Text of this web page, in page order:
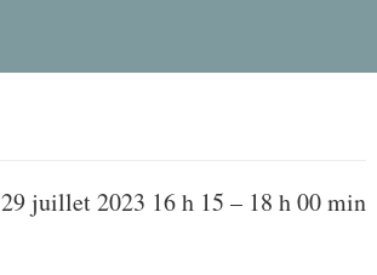
29 juillet 2023 16 h 15 – 18 h 00 min